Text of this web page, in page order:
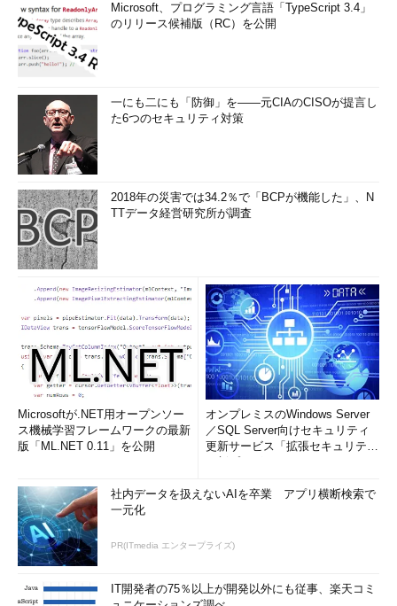
Microsoft、プログラミング言語「TypeScript 3.4」
のリリース候補版（RC）を公開
一にも二にも「防御」を――元CIAのCISOが提言し
た6つのセキュリティ対策
2018年の災害では34.2％で「BCPが機能した」、N
TTデータ経営研究所が調査
Microsoftが.NET用オープンソー
ス機械学習フレームワークの最新
版「ML.NET 0.11」を公開
オンプレミスのWindows Server
／SQL Server向けセキュリティ
更新サービス「拡張セキュリティ
社内データを扱えないAIを卒業 アプリ横断検索で
一元化
PR(ITmedia エンタープライズ)
IT開発者の75％以上が開発以外にも従事、楽天コミ